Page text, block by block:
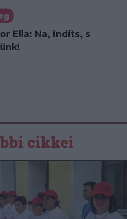
Ella: Na, indíts, s
cikkei